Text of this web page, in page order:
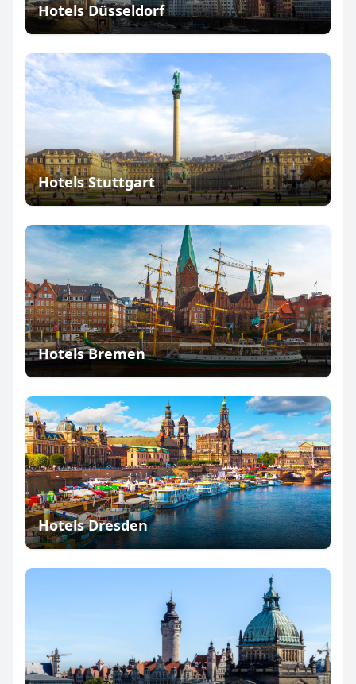
Hotels Düsseldorf
Hotels Stuttgart
Hotels Bremen
Hotels Dresden